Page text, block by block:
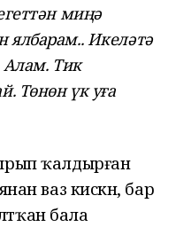
миңә
ялбарам.. Икеләтә
Алам. Тик
Төнөн үк уға
ҡалдырған
ваз кискән, бар
бала